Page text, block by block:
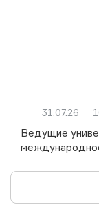
31.07.26
Ведущие